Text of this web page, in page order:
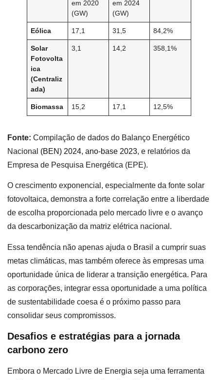
em 2020
(GW)
em 2024
(GW)
Eólica 17,1 31,5 84,2%
Solar
Fotovolta
ica
(Centraliz
ada)
3,1 14,2 358,1%
Biomassa 15,2 17,1 12,5%
Fonte: Compilação de dados do Balanço Energético
Nacional (BEN) 2024, ano-base 2023, e relatórios da
Empresa de Pesquisa Energética (EPE).
O crescimento exponencial, especialmente da fonte solar
fotovoltaica, demonstra a forte correlação entre a liberdade
de escolha proporcionada pelo mercado livre e o avanço
da descarbonização da matriz elétrica nacional.
Essa tendência não apenas ajuda o Brasil a cumprir suas
metas climáticas, mas também oferece às empresas uma
oportunidade única de liderar a transição energética. Para
as corporações, integrar essa oportunidade a uma política
de sustentabilidade coesa é o próximo passo para
consolidar seus compromissos.
Desafios e estratégias para a jornada
carbono zero
Embora o Mercado Livre de Energia seja uma ferramenta